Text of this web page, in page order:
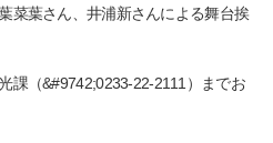
菜葉さん、井浦新さんによる舞台挨
課（&#9742;0233-22-2111）までお